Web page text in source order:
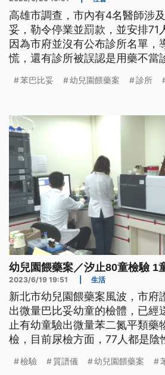
高雄市調查，市內有4名醫師涉
妥，勒令停業並罰款，並安排71
因為市府並沒有公布診所名單，
慌，還有診所被誤認是用藥不當
苯巴比妥 幼兒園餵藥案 診所
幼兒園餵藥案／汐止80童檢驗 1
2023/6/19 19:51 生活
新北市幼兒園餵藥案風波，市府
出微量巴比妥幼童的檢體，已經
止有幼童驗出微量苯二氮平類藥
檢，目前尿檢方面，77人都是陰
體發出聲明，呼籲教保員停止餵
檢驗 質譜儀 幼兒園餵藥案